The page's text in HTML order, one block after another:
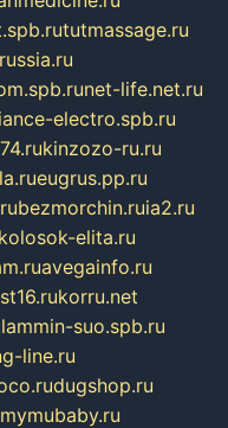
tutmassage.ru
net-life.net.ru
electro.spb.ru
kinzozo-ru.ru
eugrus.pp.ru
bezmorchin.ruia2.ru
kolosok-elita.ru
avegainfo.ru
korru.net
lammin-suo.spb.ru
line.ru
dugshop.ru
mymubaby.ru